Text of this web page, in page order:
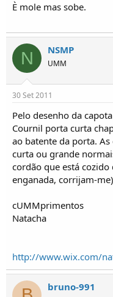
È mole mas sobe.
N NSMP
UMM
30 Set 2011
Pelo desenho da
Cournil porta curta
ao batente da porta.
curta ou grande
cordão que está cozido
enganada, corrijam-
cUMMprimentos
Natacha
http://www.wix.com/
bruno-991